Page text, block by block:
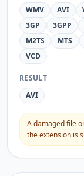
WMV
AVI
3GP
3GPP
M2TS
MTS
VCD
RESULT
AVI
A damaged file
the extension is